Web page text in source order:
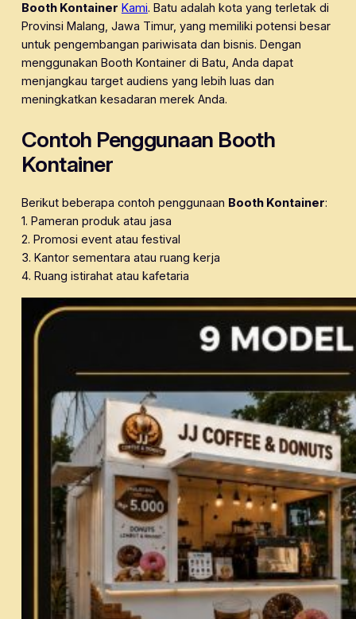
Booth Kontainer Kami. Batu adalah kota yang terletak di
Provinsi Malang, Jawa Timur, yang memiliki potensi besar
untuk pengembangan pariwisata dan bisnis. Dengan
menggunakan Booth Kontainer di Batu, Anda dapat
menjangkau target audiens yang lebih luas dan
meningkatkan kesadaran merek Anda.
Contoh Penggunaan Booth
Kontainer
Berikut beberapa contoh penggunaan Booth Kontainer:
1. Pameran produk atau jasa
2. Promosi event atau festival
3. Kantor sementara atau ruang kerja
4. Ruang istirahat atau kafetaria